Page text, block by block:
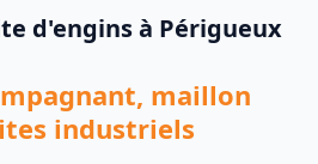
d'enginsà Périgueux
maillon
industriels